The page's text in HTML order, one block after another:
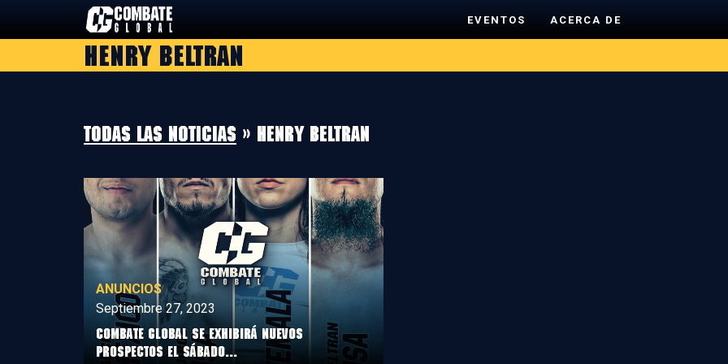
EVENTOS ACERCA DE
Henry Beltran
Todas las noticias » Henry Beltran
ANUNCIOS
Septiembre 27, 2023
COMBATE GLOBAL SE EXHIBIRÁ NUEVOS
PROSPECTOS EL SÁBADO...